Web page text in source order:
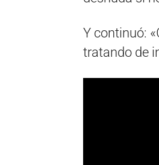
Y continuó:
tratando de